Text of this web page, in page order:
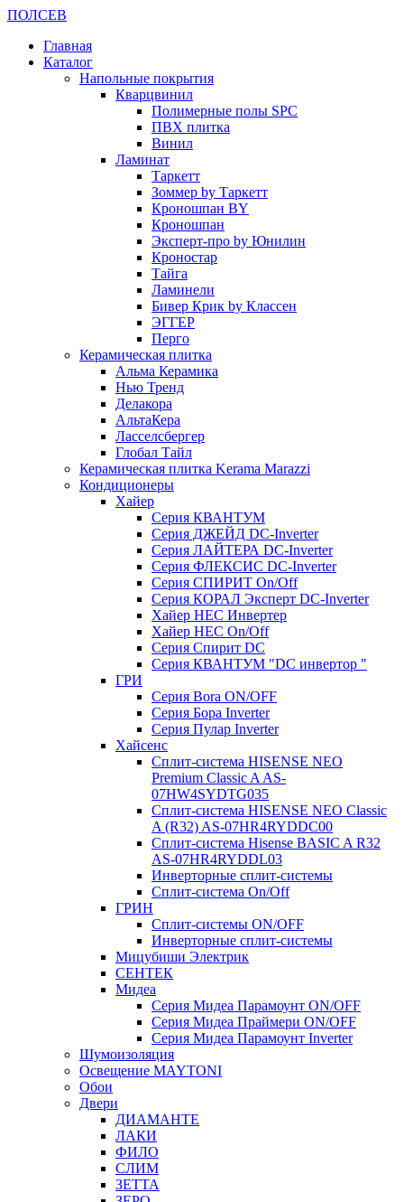
ПОЛСЕВ
Главная
Каталог
Напольные покрытия
Кварцвинил
Полимерные полы SPC
ПВХ плитка
Винил
Ламинат
Таркетт
Зоммер by Таркетт
Кроношпан BY
Кроношпан
Эксперт-про by Юнилин
Кроностар
Тайга
Ламинели
Бивер Крик by Классен
ЭГГЕР
Перго
Керамическая плитка
Альма Керамика
Нью Тренд
Делакора
АльтаКера
Ласселсбергер
Глобал Тайл
Керамическая плитка Kerama Marazzi
Кондиционеры
Хайер
Серия КВАНТУМ
Серия ДЖЕЙД DC-Inverter
Серия ЛАЙТЕРА DC-Inverter
Серия ФЛЕКСИС DC-Inverter
Серия СПИРИТ On/Off
Серия КОРАЛ Эксперт DC-Inverter
Хайер HEC Инвертер
Хайер HEC On/Off
Серия Спирит DC
Серия КВАНТУМ "DC инвертор "
ГРИ
Серия Bora ON/OFF
Серия Бора Inverter
Серия Пулар Inverter
Хайсенс
Сплит-система HISENSE NEO
Premium Classic A AS-
07HW4SYDTG035
Сплит-система HISENSE NEO Classic
A (R32) AS-07HR4RYDDC00
Сплит-система Hisense BASIC A R32
AS-07HR4RYDDL03
Инверторные сплит-системы
Сплит-система On/Off
ГРИН
Сплит-системы ON/OFF
Инверторные сплит-системы
Мицубиши Электрик
СЕНТЕК
Мидеа
Серия Мидеа Парамоунт ON/OFF
Серия Мидеа Праймери ON/OFF
Серия Мидеа Парамоунт Inverter
Шумоизоляция
Освещение MAYTONI
Обои
Двери
ДИАМАНТЕ
ЛАКИ
ФИЛО
СЛИМ
ЗЕТТА